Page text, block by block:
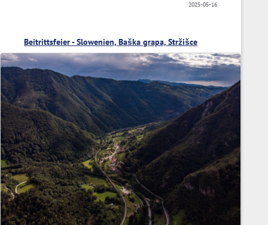
2025-05-16
Beitrittsfeier - Slowenien, Baška grapa, Stržišce